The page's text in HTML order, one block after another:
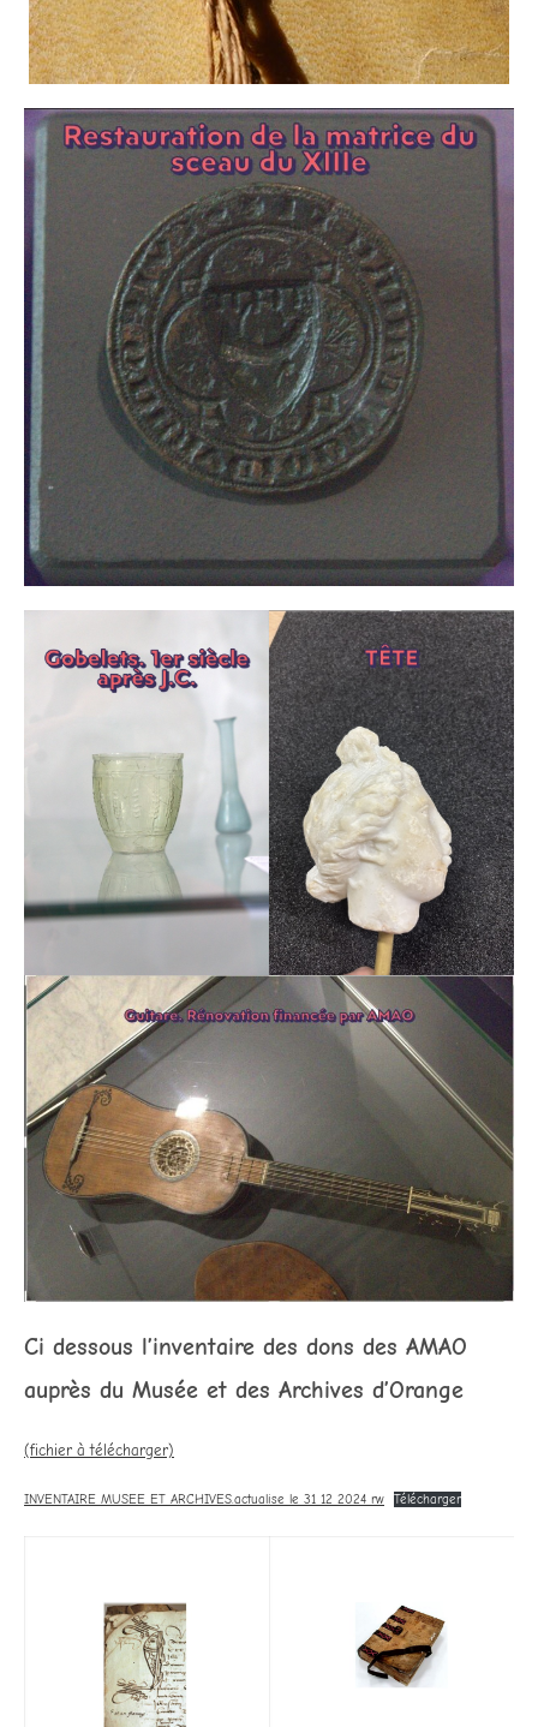
Ci dessous l’inventaire des dons des AMAO
auprès du Musée et des Archives d’Orange
(fichier à télécharger)
INVENTAIRE MUSEE ET ARCHIVES.actualise le 31 12 2024 rw Télécharger